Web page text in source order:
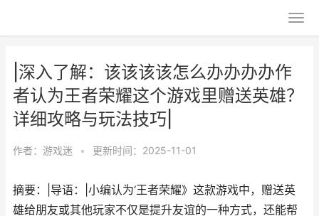
|深入了解：该该该该怎么办办办办作
者认为王者荣耀这个游戏里赠送英雄？
详细攻略与玩法技巧|
作者： 游戏迷 • 更新时间：2025-11-01
摘要：|导语：|小编认为‘王者荣耀》这款游戏中，赠送英
雄给朋友或其他玩家不仅是提升友谊的一种方式，还能帮